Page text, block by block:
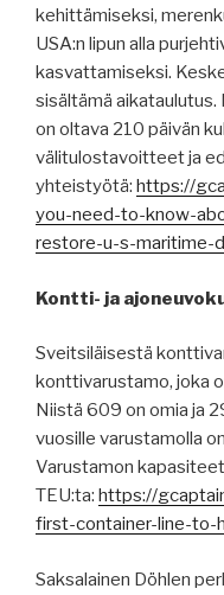
kehittämiseksi,
USA:n lipun alla
kasvattamiseksi.
sisältämä
on oltava 210 päivän
välitulostavoitteet ja
yhteistyötä: https://
you-need-to-know-
restore-u-s-maritime-
Kontti- ja
Sveitsiläisestä
konttivarustamo, joka
Niistä 609 on omia ja
vuosille varustamolla
Varustamon
TEU:ta: https://
first-container-line-
Saksalainen Döhlen